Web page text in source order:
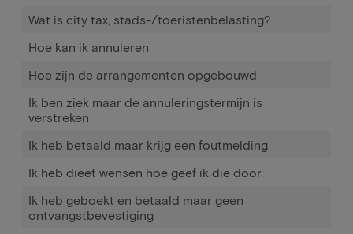
Wat is city tax, stads-/toeristenbelasting?
Hoe kan ik annuleren
Hoe zijn de arrangementen opgebouwd
Ik ben ziek maar de annuleringstermijn is
verstreken
Ik heb betaald maar krijg een foutmelding
Ik heb dieet wensen hoe geef ik die door
Ik heb geboekt en betaald maar geen
ontvangstbevestiging